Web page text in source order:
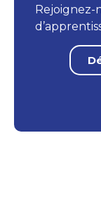
Rejoignez-